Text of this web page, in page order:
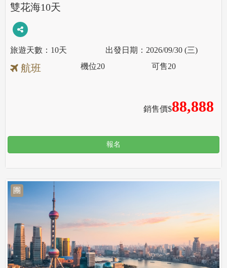
雙花海10天
10天 2026/09/30 (三)
航班
銷售價$88,888
機位20 可售20
報名
團